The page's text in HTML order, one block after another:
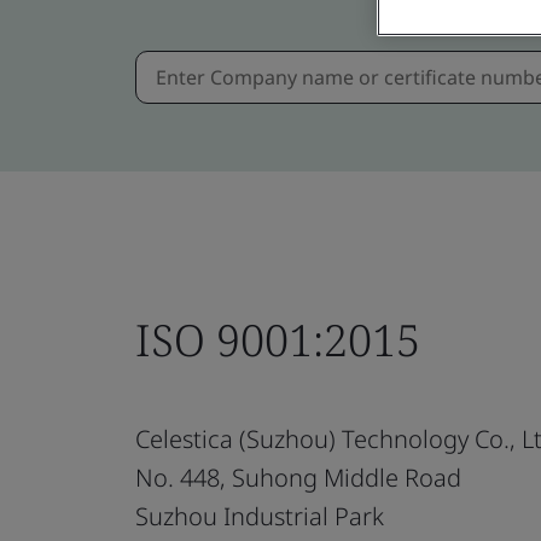
ISO 9001:2015
Celestica (Suzhou) Technology Co.,
No. 448, Suhong Middle Road
Suzhou Industrial Park